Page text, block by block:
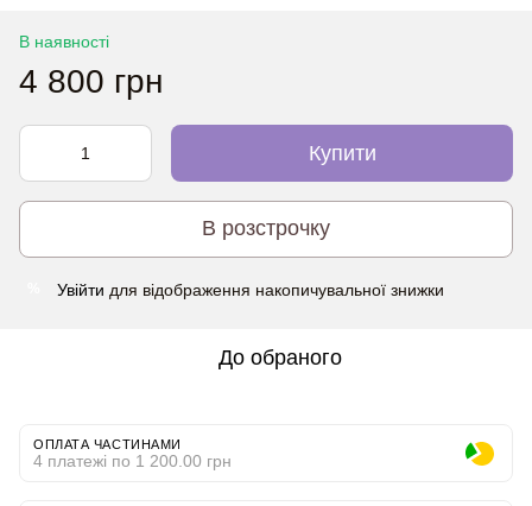
В наявності
4 800 грн
Купити
В розстрочку
Увійти для відображення накопичувальної знижки
До обраного
ОПЛАТА ЧАСТИНАМИ
4 платежі по 1 200.00 грн